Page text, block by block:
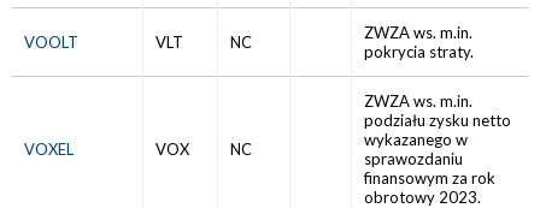
VOOLT VLT NC
ZWZA ws. m.in.
pokrycia straty.
VOXEL VOX NC
ZWZA ws. m.in.
podziału zysku netto
wykazanego w
sprawozdaniu
finansowym za rok
obrotowy 2023.